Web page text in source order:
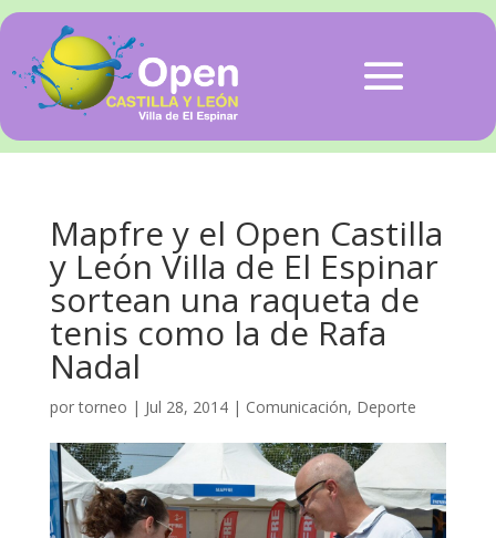
Mapfre y el Open Castilla
y León Villa de El Espinar
sortean una raqueta de
tenis como la de Rafa
Nadal
portorneo | Jul 28, 2014| Comunicación, Deporte